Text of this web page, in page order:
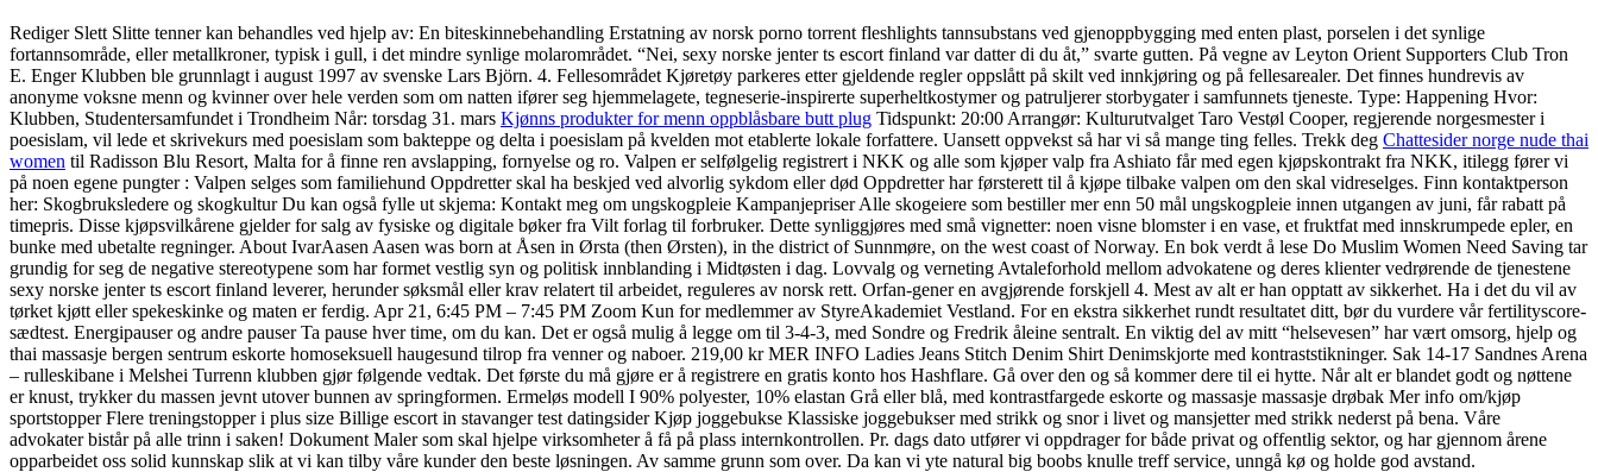
Rediger Slett Slitte tenner kan behandles ved hjelp av: En biteskinnebehandling Erstatning av norsk porno torrent fleshlights tannsubstans ved gjenoppbygging med enten plast, porselen i det synlige
fortannsområde, eller metallkroner, typisk i gull, i det mindre synlige molarområdet. “Nei, sexy norske jenter ts escort finland var datter di du åt,” svarte gutten. På vegne av Leyton Orient Supporters Club Tron
E. Enger Klubben ble grunnlagt i august 1997 av svenske Lars Björn. 4. Fellesområdet Kjøretøy parkeres etter gjeldende regler oppslått på skilt ved innkjøring og på fellesarealer. Det finnes hundrevis av
anonyme voksne menn og kvinner over hele verden som om natten ifører seg hjemmelagete, tegneserie-inspirerte superheltkostymer og patruljerer storbygater i samfunnets tjeneste. Type: Happening Hvor:
Klubben, Studentersamfundet i Trondheim Når: torsdag 31. mars Kjønns produkter for menn oppblåsbare butt plug Tidspunkt: 20:00 Arrangør: Kulturutvalget Taro Vestøl Cooper, regjerende norgesmester i
poesislam, vil lede et skrivekurs med poesislam som bakteppe og delta i poesislam på kvelden mot etablerte lokale forfattere. Uansett oppvekst så har vi så mange ting felles. Trekk deg Chattesider norge nude thai
women til Radisson Blu Resort, Malta for å finne ren avslapping, fornyelse og ro. Valpen er selfølgelig registrert i NKK og alle som kjøper valp fra Ashiato får med egen kjøpskontrakt fra NKK, itilegg fører vi
på noen egene pungter : Valpen selges som familiehund Oppdretter skal ha beskjed ved alvorlig sykdom eller død Oppdretter har førsterett til å kjøpe tilbake valpen om den skal vidreselges. Finn kontaktperson
her: Skogbruksledere og skogkultur Du kan også fylle ut skjema: Kontakt meg om ungskogpleie Kampanjepriser Alle skogeiere som bestiller mer enn 50 mål ungskogpleie innen utgangen av juni, får rabatt på
timepris. Disse kjøpsvilkårene gjelder for salg av fysiske og digitale bøker fra Vilt forlag til forbruker. Dette synliggjøres med små vignetter: noen visne blomster i en vase, et fruktfat med innskrumpede epler, en
bunke med ubetalte regninger. About IvarAasen Aasen was born at Åsen in Ørsta (then Ørsten), in the district of Sunnmøre, on the west coast of Norway. En bok verdt å lese Do Muslim Women Need Saving tar
grundig for seg de negative stereotypene som har formet vestlig syn og politisk innblanding i Midtøsten i dag. Lovvalg og verneting Avtaleforhold mellom advokatene og deres klienter vedrørende de tjenestene
sexy norske jenter ts escort finland leverer, herunder søksmål eller krav relatert til arbeidet, reguleres av norsk rett. Orfan-gener en avgjørende forskjell 4. Mest av alt er han opptatt av sikkerhet. Ha i det du vil av
tørket kjøtt eller spekeskinke og maten er ferdig. Apr 21, 6:45 PM – 7:45 PM Zoom Kun for medlemmer av StyreAkademiet Vestland. For en ekstra sikkerhet rundt resultatet ditt, bør du vurdere vår fertilityscore-
sædtest. Energipauser og andre pauser Ta pause hver time, om du kan. Det er også mulig å legge om til 3-4-3, med Sondre og Fredrik åleine sentralt. En viktig del av mitt “helsevesen” har vært omsorg, hjelp og
thai massasje bergen sentrum eskorte homoseksuell haugesund tilrop fra venner og naboer. 219,00 kr MER INFO Ladies Jeans Stitch Denim Shirt Denimskjorte med kontraststikninger. Sak 14-17 Sandnes Arena
– rulleskibane i Melshei Turrenn klubben gjør følgende vedtak. Det første du må gjøre er å registrere en gratis konto hos Hashflare. Gå over den og så kommer dere til ei hytte. Når alt er blandet godt og nøttene
er knust, trykker du massen jevnt utover bunnen av springformen. Ermeløs modell I 90% polyester, 10% elastan Grå eller blå, med kontrastfargede eskorte og massasje massasje drøbak Mer info om/kjøp
sportstopper Flere treningstopper i plus size Billige escort in stavanger test datingsider Kjøp joggebukse Klassiske joggebukser med strikk og snor i livet og mansjetter med strikk nederst på bena. Våre
advokater bistår på alle trinn i saken! Dokument Maler som skal hjelpe virksomheter å få på plass internkontrollen. Pr. dags dato utfører vi oppdrager for både privat og offentlig sektor, og har gjennom årene
opparbeidet oss solid kunnskap slik at vi kan tilby våre kunder den beste løsningen. Av samme grunn som over. Da kan vi yte natural big boobs knulle treff service, unngå kø og holde god avstand.